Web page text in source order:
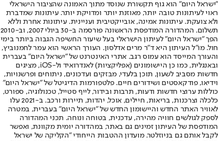
"ישראל היום" הוא גוף תקשורת שנוסד מתוך האמונה שהציבור הישראלי
ראוי לעיתונות טובה יותר, מאוזנת יותר ומדויקת יותר. עיתונות שמדברת
ולא צועקת. עיתונות אמינה, אובייקטיבית ועניינית. עיתונות אחרת וללא
תשלום. המהדורה המודפסת הראשונה פורסמה ב-30 ביולי 2007, וב-2010
הפך "ישראל היום" לעיתון הישראלי בעל שיעור החשיפה הגבוה ביותר בימי
חול. מו"ל העיתון היא ד"ר מרים אדלסון. העורך הראשי הוא עמר לחמנוביץ,
והעורך המייסד הוא עמוס רגב. אתרי האינטרנט של "ישראל היום" בעברית
ובאנגלית, כמו כן היישומונים (אפליקציות) לאנדרואיד ול-iOS, מציגים
חדשות מסביב לשעון, תוכן בלעדי, מבזקים ועדכונים, ניתוחים ופרשנויות,
וידיאו, פודקאסטים ושידורים חיים. פלטפורמות הדיגיטל של "ישראל היום"
כוללות ערוצי חדשות ודעות, תרבות ובידור, לייף סטייל, טכנולוגיה, ספורט,
כלכלה וצרכנות, בריאות, חיילים, אוכל, יהדות, תיירות ורכב. ב-2021 עלו
לאוויר האתר החדש והיישומון החדש של "ישראל היום" בעברית, במטרה
לספק לגולשים חוויה מהירה, עדכנית, בטוחה ונוחה. תכני המהדורה
המודפסת של העיתון זמינים גם באתר, במהדורה יומית מקוונת, ואפשר
לקבל אותם גם בניוזלטר. מועדון ההטבות הייחודי "הקליקה של ישראל